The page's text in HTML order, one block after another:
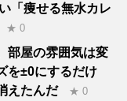
「痩せる無水カレ
★ 0
部屋の雰囲気は変
を±0にするだけ
えたんだ
★ 0